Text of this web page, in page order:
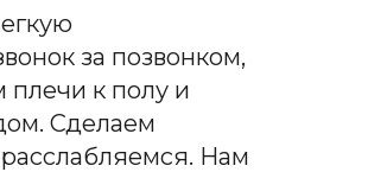
за позвонком,
плечи к полу и
Сделаем
Нам